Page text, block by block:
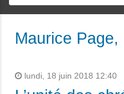
Maurice Page,
lundi, 18 juin 2018 12:40